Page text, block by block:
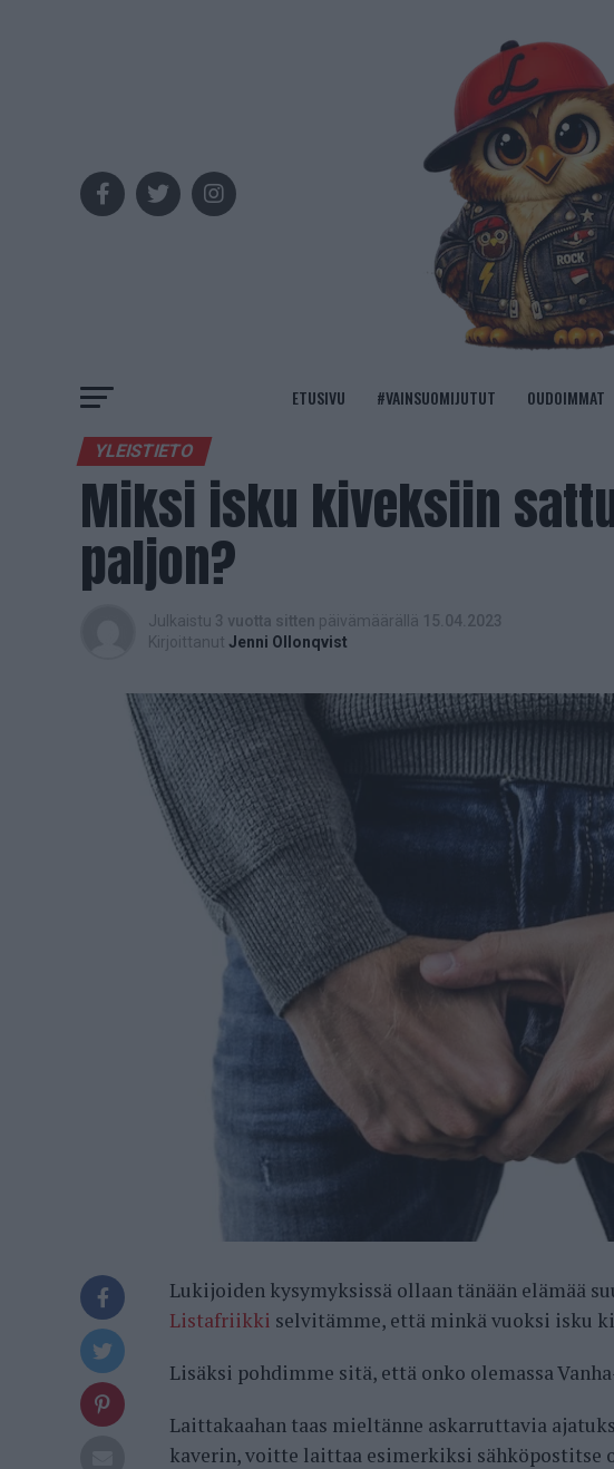
ETUSIVU #VAINSUOMIJUTUT OUDOIMMAT
YLEISTIETO
Miksi isku kiveksiin
paljon?
Julkaistu 3 vuotta sitten päivämäärällä 15.04.2023
Kirjoittanut Jenni Ollonqvist
Lukijoiden kysymyksissä ollaan tänään elämää
Listafriikki selvitämme, että minkä vuoksi isku
Lisäksi pohdimme sitä, että onko olemassa
Laittakaahan taas mieltänne askarruttavia
kaverin, voitte laittaa esimerkiksi